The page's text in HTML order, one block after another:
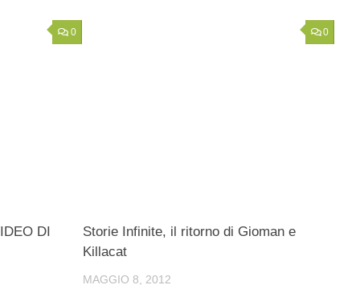
0
DI
0
Storie Infinite, il ritorno di Gioman e
Killacat
MAGGIO 8, 2012